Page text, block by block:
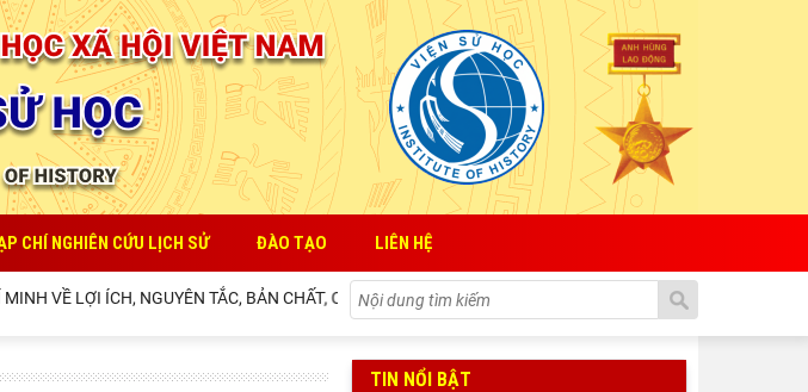
CHÍ NGHIÊN CỨU LỊCH SỬ ĐÀO TẠO LIÊN HỆ
VỀ LỢI ÍCH, NGUYÊN TẮC, BẢN CHẤT, CÁCH THỨC TỔ CHỨC VÀ QUẢN LÝ CỦA NHÀ NƯỚC ĐỐI VỚI SỰ
TIN NỔI BẬT